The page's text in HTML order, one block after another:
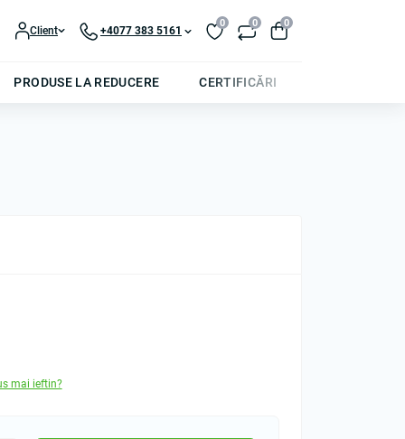
Client +4077 383 5161
0 0 0
PRODUSE LA REDUCERE CERTIFICĂRI
mai ieftin?